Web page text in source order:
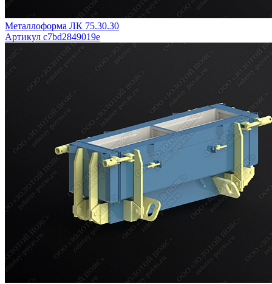
Металлоформа ЛК 75.30.30
Артикул c7bd2849019e